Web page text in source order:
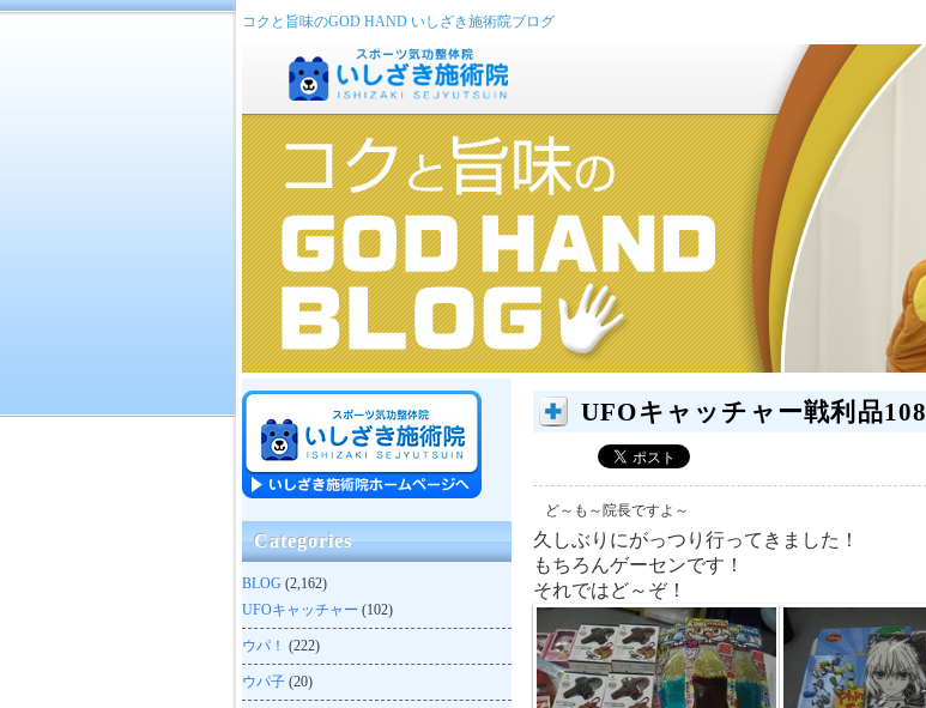
コクと旨味のGOD HAND いしざき施術院ブログ
UFOキャッチャー戦利品108
ど～も～院長ですよ～
久しぶりにがっつり行ってきました！
もちろんゲーセンです！
それではど～ぞ！
Categories
BLOG (2,162)
UFOキャッチャー (102)
ウパ！ (222)
ウパ子 (20)